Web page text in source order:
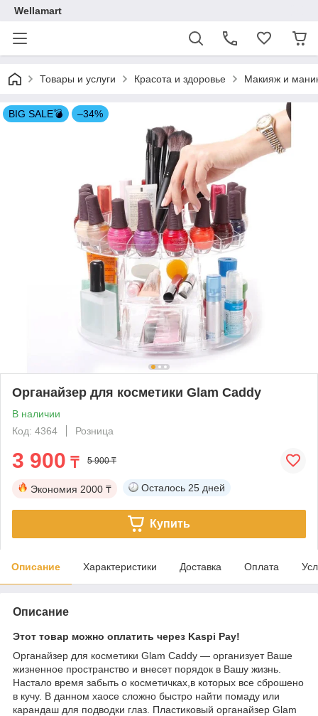
Wellamart
Товары и услуги Красота и здоровье Макияж и
BIG SALE💣 –34%
Органайзер для косметики Glam Caddy
В наличии
Код: 4364
Розница
3 900 ₸ 5 900 ₸
Экономия 2000 ₸ Осталось 25 дней
Купить
Описание Характеристики Доставка Оплата
Описание
Этот товар можно оплатить через Kaspi Pay!
Органайзер для косметики Glam Caddy ― организует Ваше
жизненное пространство и внесет порядок в Вашу жизнь.
Настало время забыть о косметичках,в которых все сброшено
в кучу. В данном хаосе сложно быстро найти помаду или
карандаш для подводки глаз. Пластиковый органайзер Glam